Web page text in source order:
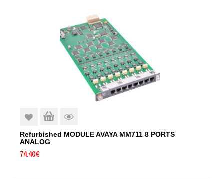
Refurbished MODULE AVAYA MM711 8 PORTS
ANALOG
74.40€